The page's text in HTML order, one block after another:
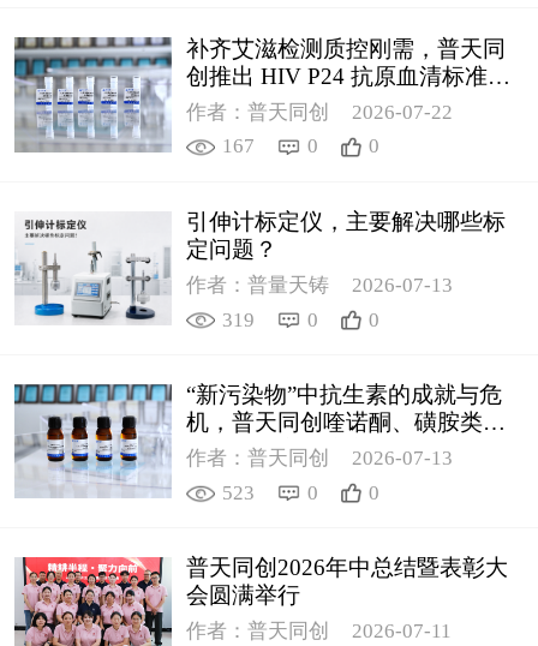
补齐艾滋检测质控刚需，普天同
创推出 HIV P24 抗原血清标准物
质
作者：普天同创
2026-07-22
167
0 0
引伸计标定仪，主要解决哪些标
定问题？
作者：普量天铸
2026-07-13
319
0 0
“新污染物”中抗生素的成就与危
机，普天同创喹诺酮、磺胺类质
控新品筑牢环境安全防线
作者：普天同创
2026-07-13
523
0 0
普天同创2026年中总结暨表彰大
会圆满举行
作者：普天同创
2026-07-11